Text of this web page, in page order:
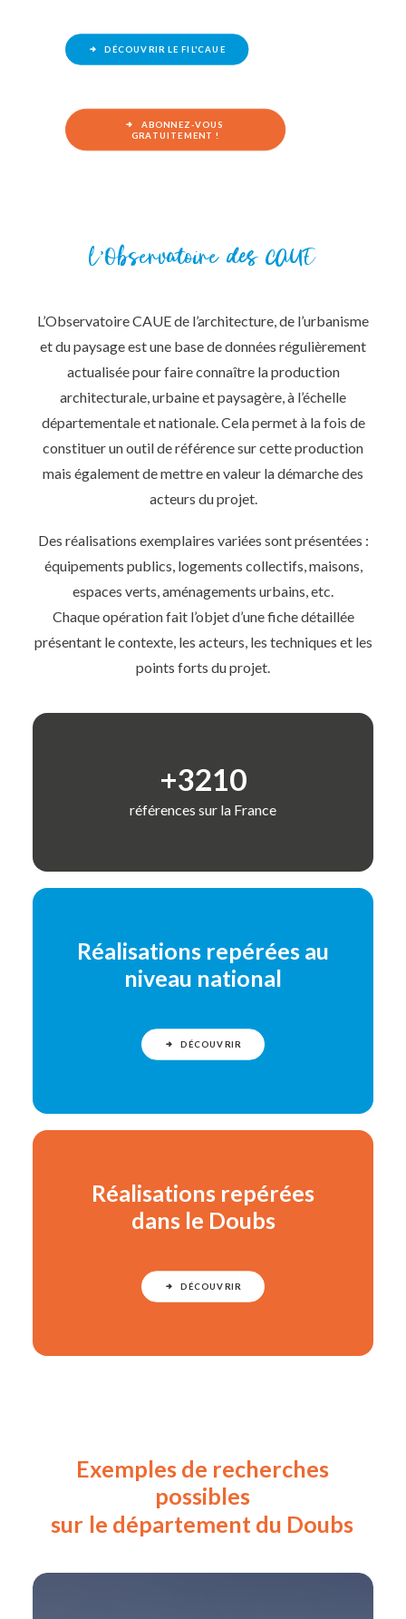
DÉCOUVRIR LE FIL'CAUE
ABONNEZ-VOUS
GRATUITEMENT !
L’Observatoire des CAUE
L’Observatoire CAUE de l’architecture, de l’urbanisme
et du paysage est une base de données régulièrement
actualisée pour faire connaître la production
architecturale, urbaine et paysagère, à l’échelle
départementale et nationale. Cela permet à la fois de
constituer un outil de référence sur cette production
mais également de mettre en valeur la démarche des
acteurs du projet.
Des réalisations exemplaires variées sont présentées :
équipements publics, logements collectifs, maisons,
espaces verts, aménagements urbains, etc.
Chaque opération fait l’objet d’une fiche détaillée
présentant le contexte, les acteurs, les techniques et les
points forts du projet.
+5600
références sur la France
Réalisations repérées au
niveau national
DÉCOUVRIR
Réalisations repérées
dans le Doubs
DÉCOUVRIR
Exemples de recherches
possibles
sur le département du Doubs